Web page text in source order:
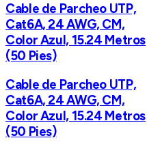
Cable de Parcheo UTP,
Cat6A, 24 AWG, CM,
Color Azul, 15.24 Metros
(50 Pies)
Cable de Parcheo UTP,
Cat6A, 24 AWG, CM,
Color Azul, 15.24 Metros
(50 Pies)